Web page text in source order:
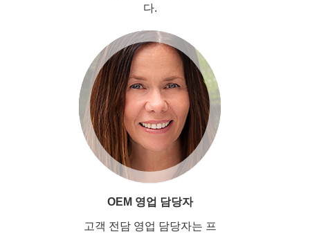
다.
OEM 영업 담당자
고객 전담 영업 담당자는 프